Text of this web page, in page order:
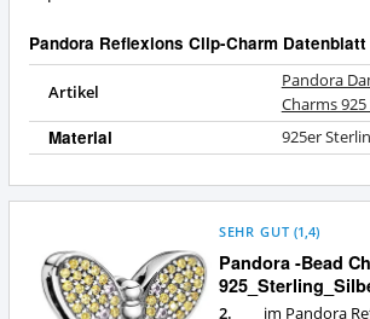
Pandora
Reflexions
Charm?
Pandora Reflexions Clip-Charm Datenblatt
Artikel
Pandora
Charms
Material 925er
Clip-
Pandora -Bead
SEHR GUT (1,4)
2.
im Pandora